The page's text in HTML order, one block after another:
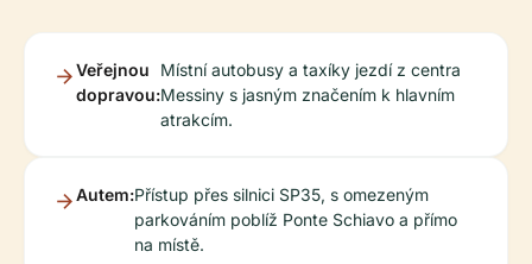
Veřejnou
dopravou:
Místní autobusy a taxíky jezdí z centra
Messiny s jasným značením k hlavním
atrakcím.
Autem:Přístup přes silnici SP35, s omezeným
parkováním poblíž Ponte Schiavo a přímo
na místě.